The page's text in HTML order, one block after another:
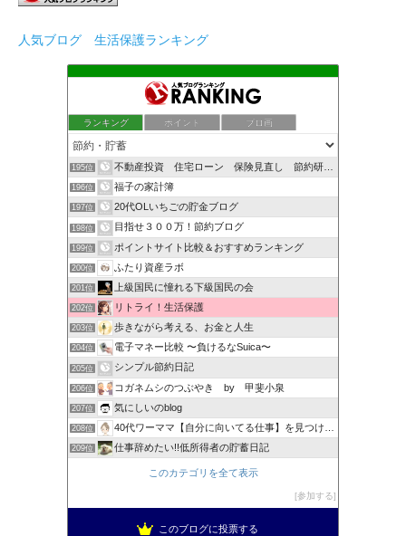
人気ブログ 生活保護ランキング
ランキング ポイント ブロ画
195位 不動産投資 住宅ローン 保険見直し 節約研究会！！
196位 福子の家計簿
197位 20代OLいちごの貯金ブログ
198位 目指せ３００万！節約ブログ
199位 ポイントサイト比較＆おすすめランキング
200位 ふたり資産ラボ
201位 上級国民に憧れる下級国民の会
202位 リトライ！生活保護
203位 歩きながら考える、お金と人生
204位 電子マネー比較 〜負けるなSuica〜
205位 シンプル節約日記
206位 コガネムシのつぶやき by 甲斐小泉
207位 気にしいのblog
208位 40代ワーママ【自分に向いてる仕事】を見つける旅
209位 仕事辞めたい!!低所得者の貯蓄日記
このカテゴリを全て表示
参加する
このブログに投票する